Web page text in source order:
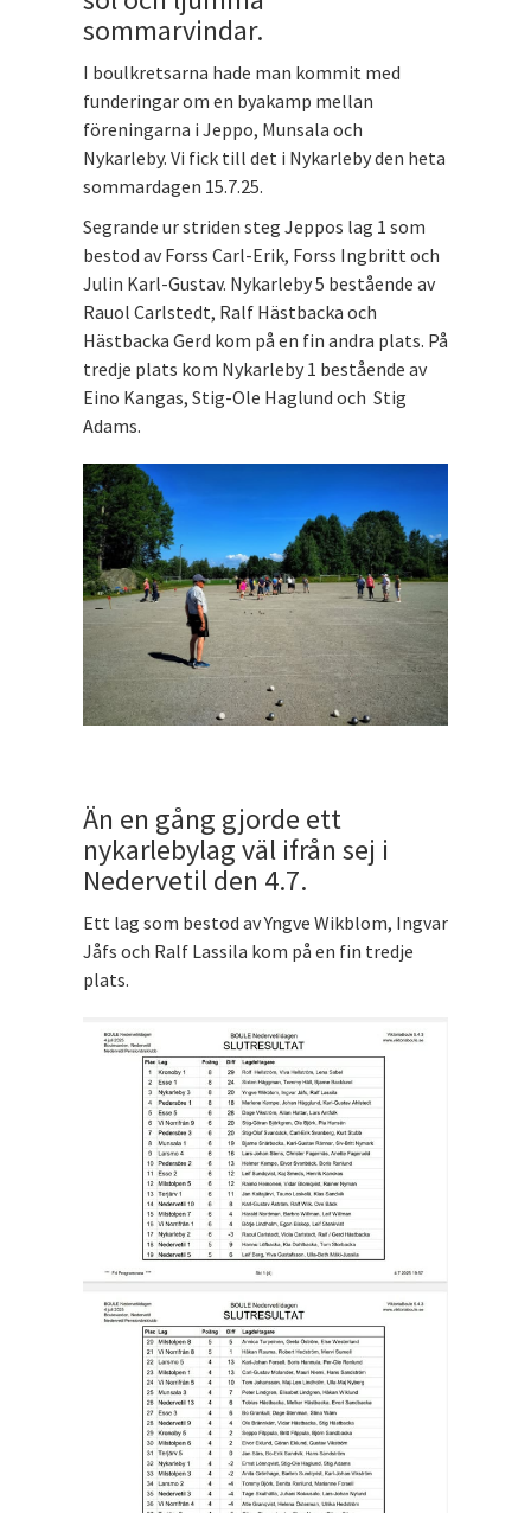
sommarvindar.
I boulkretsarna hade man kommit med
funderingar om en byakamp mellan
föreningarna i Jeppo, Munsala och
Nykarleby. Vi fick till det i Nykarleby den heta
sommardagen 15.7.25.
Segrande ur striden steg Jeppos lag 1 som
bestod av Forss Carl-Erik, Forss Ingbritt och
Julin Karl-Gustav. Nykarleby 5 bestående av
Rauol Carlstedt, Ralf Hästbacka och
Hästbacka Gerd kom på en fin andra plats. På
tredje plats kom Nykarleby 1 bestående av
Eino Kangas, Stig-Ole Haglund och Stig
Adams.
Än en gång gjorde ett
nykarlebylag väl ifrån sej i
Nedervetil den 4.7.
Ett lag som bestod av Yngve Wikblom, Ingvar
Jåfs och Ralf Lassila kom på en fin tredje
plats.